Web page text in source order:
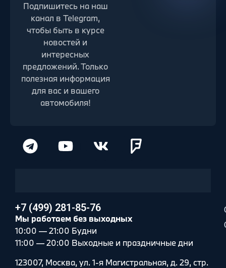
Подпишитесь на наш
канал в Telegram,
чтобы быть в курсе
новостей и
интересных
предложений. Только
полезная информация
для вас и вашего
автомобиля!
+7 (499) 281-85-76
Мы работаем без выходных
10:00 — 21:00 Будни
11:00 — 20:00 Выходные и праздничные дни
123007, Москва, ул. 1-я Магистральная, д. 29, стр.